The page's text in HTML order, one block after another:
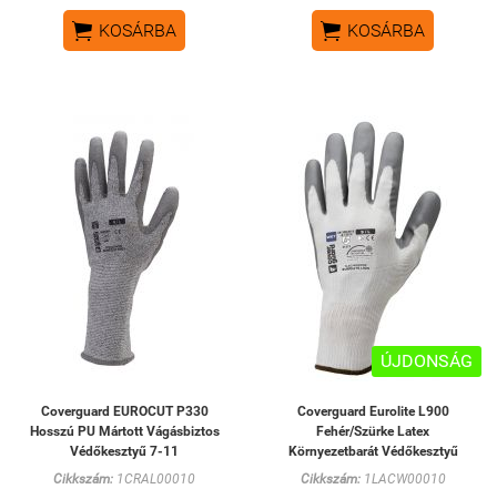
 KOSÁRBA  KOSÁRBA
Coverguard EUROCUT P330
Hosszú PU Mártott Vágásbiztos
Védőkesztyű 7-11
Cikkszám: 1CRAL00010
ÚJDONSÁG
Coverguard Eurolite L900
Fehér/Szürke Latex
Környezetbarát Védőkesztyű
Cikkszám:1LACW00010